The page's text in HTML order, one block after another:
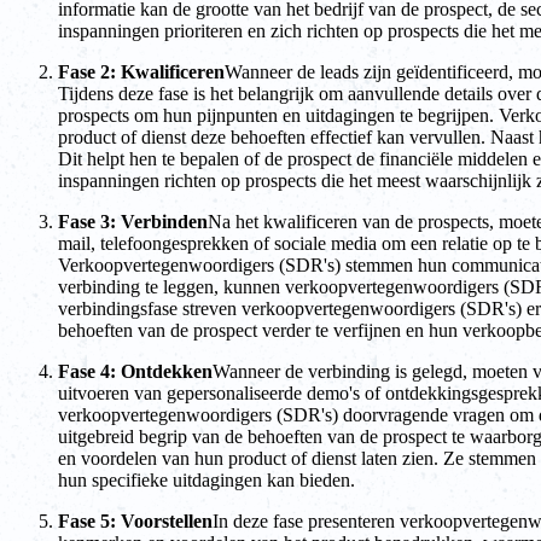
informatie kan de grootte van het bedrijf van de prospect, de
inspanningen prioriteren en zich richten op prospects die het
Fase 2: KwalificerenWanneer de leads zijn geïdentificeerd,
Tijdens deze fase is het belangrijk om aanvullende details
prospects om hun pijnpunten en uitdagingen te begrijpen.
product of dienst deze behoeften effectief kan vervullen.
Dit helpt hen te bepalen of de prospect de financiële
inspanningen richten op prospects die het meest
Fase 3: VerbindenNa het kwalificeren van de prospects,
mail, telefoongesprekken of sociale media om een relatie op
Verkoopvertegenwoordigers (SDR's) stemmen hun
verbinding te leggen, kunnen verkoopvertegenwoordigers
verbindingsfase streven verkoopvertegenwoordigers (SDR's)
behoeften van de prospect verder te verfijnen en hun
Fase 4: OntdekkenWanneer de verbinding is gelegd,
uitvoeren van gepersonaliseerde demo's of
verkoopvertegenwoordigers (SDR's) doorvragende vragen om
uitgebreid begrip van de behoeften van de prospect te
en voordelen van hun product of dienst laten zien. Ze
hun specifieke uitdagingen kan bieden.
Fase 5: VoorstellenIn deze fase presenteren